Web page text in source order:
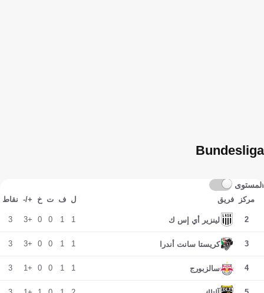
Bundesliga
المستوى
مركز فريق ل ف ت خ +/- نقاط
2 لينزير أي إس ك 1
1
0
0
+3
3
3 كريستا سانت أندرا 1
1
0
0
+3
3
4 سالزبورج 1
1
0
0
+1
3